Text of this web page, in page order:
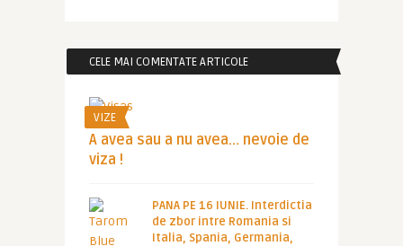
CELE MAI COMENTATE ARTICOLE
VIZE
A avea sau a nu avea… nevoie de
viza !
PANA PE 16 IUNIE. Interdictia
de zbor intre Romania si
Italia, Spania, Germania,